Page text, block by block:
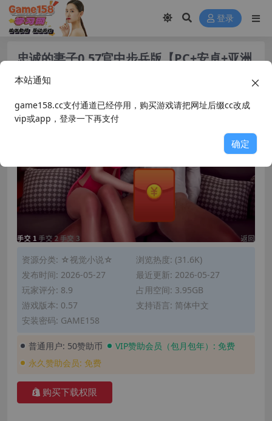
登录
忠诚的妻子0.57官中步兵版【PC+安卓+亚洲
风SLG/NTR/精品沙盒+画廊解
锁】/Devoted Wife【3.95G】
资源分类: ☆视觉小说☆
浏览热度: (31.6K)
发布时间: 2026-05-27
最近更新: 2026-05-27
玩家评分: 8.9
占用空间: 3.95GB
游戏版本: 0.57
支持语言: 简体中文
安装密码: GAME158
普通用户: 50赞助币 VIP赞助会员（包月包年）: 免费
永久赞助会员: 免费
购买下载权限
本站通知
game158.cc支付通道已经停用，购买游戏请把网址后缀cc改成
vip或app，登录一下再支付
确定